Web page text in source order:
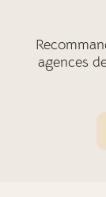
agences